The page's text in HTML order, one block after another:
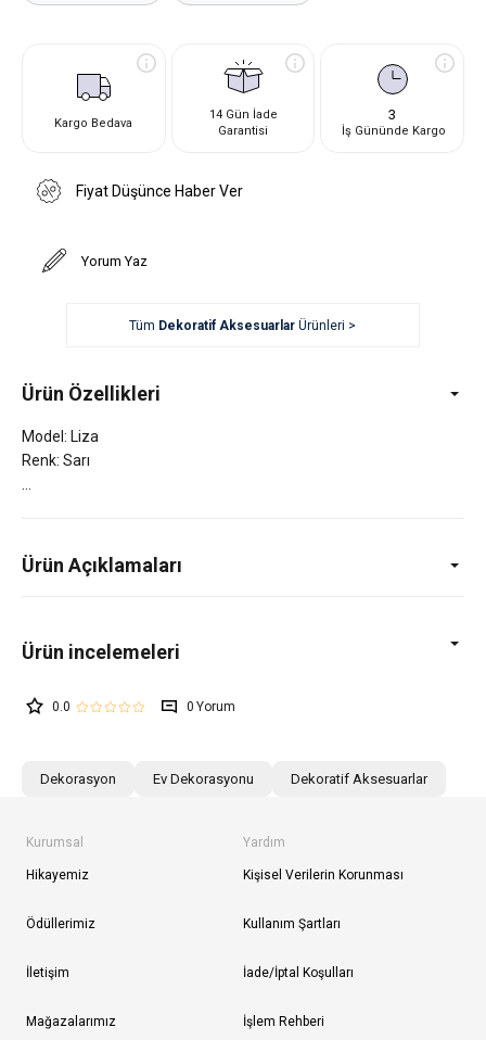
Kargo Bedava
14 Gün İade
Garantisi
3
İş Gününde Kargo
Fiyat Düşünce Haber Ver
Yorum Yaz
Tüm Dekoratif Aksesuarlar Ürünleri >
Ürün Özellikleri
Model: Liza
Renk: Sarı
Ürün Açıklamaları
0.0 0
Dekorasyon Ev Dekorasyonu Dekoratif Aksesuarlar
Kurumsal
Hikayemiz
Ödüllerimiz
İletişim
Mağazalarımız
Yardım
Kişisel Verilerin Korunması
Kullanım Şartları
İade/İptal Koşulları
İşlem Rehberi